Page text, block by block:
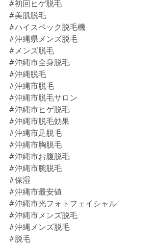
#初回ヒゲ脱毛
#美肌脱毛
#ハイスペック脱毛機
#沖縄県メンズ脱毛
#メンズ脱毛
#沖縄市全身脱毛
#沖縄脱毛
#沖縄市脱毛
#沖縄市脱毛サロン
#沖縄市ヒゲ脱毛
#沖縄市脱毛効果
#沖縄市足脱毛
#沖縄市胸脱毛
#沖縄市お腹脱毛
#沖縄市腕脱毛
#保湿
#沖縄市最安値
#沖縄市光フォトフェイシャル
#沖縄市メンズ脱毛
#沖縄メンズ脱毛
#脱毛